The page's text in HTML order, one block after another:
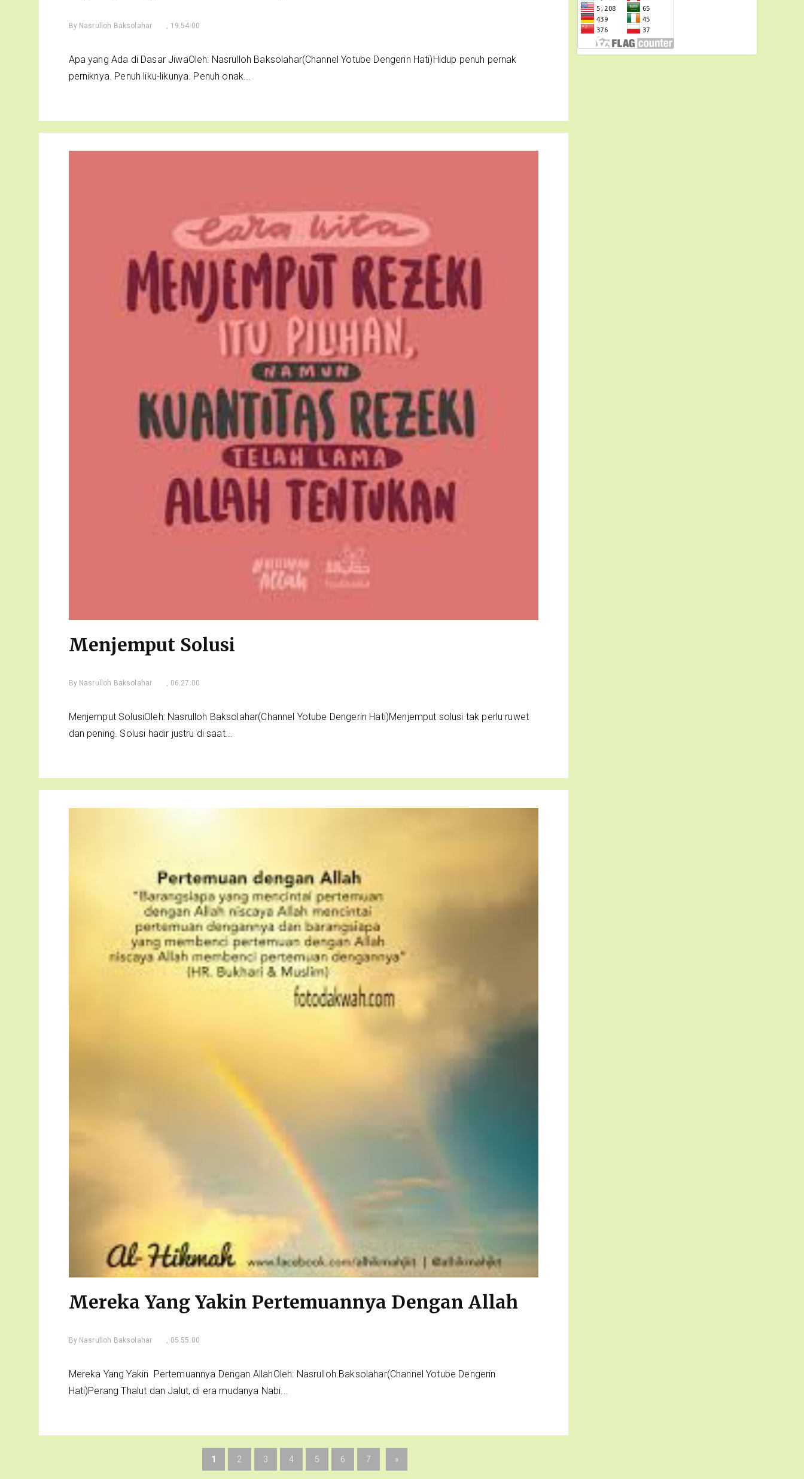
By Nasrulloh Baksolahar , 19.54.00
Apa yang Ada di Dasar JiwaOleh: Nasrulloh Baksolahar(Channel Yotube Dengerin Hati)Hidup penuh pernak
perniknya. Penuh liku-likunya. Penuh onak...
Menjemput Solusi
By Nasrulloh Baksolahar , 06.27.00
Menjemput SolusiOleh: Nasrulloh Baksolahar(Channel Yotube Dengerin Hati)Menjemput solusi tak perlu ruwet
dan pening. Solusi hadir justru di saat...
Mereka Yang Yakin Pertemuannya Dengan Allah
By Nasrulloh Baksolahar , 05.55.00
Mereka Yang Yakin Pertemuannya Dengan AllahOleh: Nasrulloh Baksolahar(Channel Yotube Dengerin
Hati)Perang Thalut dan Jalut, di era mudanya Nabi...
1 2 3 4 5 6 7 »